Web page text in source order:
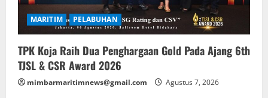
MARITIM PELABUHAN
TPK Koja Raih Dua Penghargaan Gold Pada Ajang 6th
TJSL & CSR Award 2026
mimbarmaritimnews@gmail.com Agustus 7, 2026